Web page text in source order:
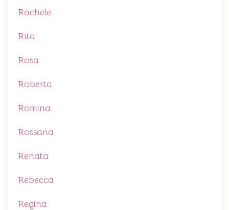
Rachele
Rita
Rosa
Roberta
Romina
Rossana
Renata
Rebecca
Regina